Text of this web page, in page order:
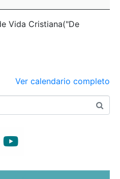
Vida Cristiana("De
Ver calendario completo